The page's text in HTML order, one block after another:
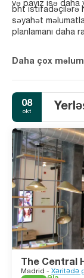
və payız isə daha
bht istifadəçilərə
səyahət
planlamanı daha
Daha çox
08
okt
The Central
Madrid - Xəritədə